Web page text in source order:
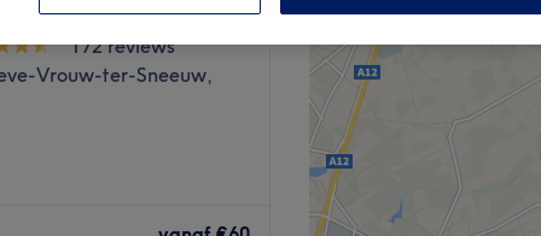
hommes et femmes
la Bourse.
studio
172 reviews
Vrouw-ter-Sneeuw,